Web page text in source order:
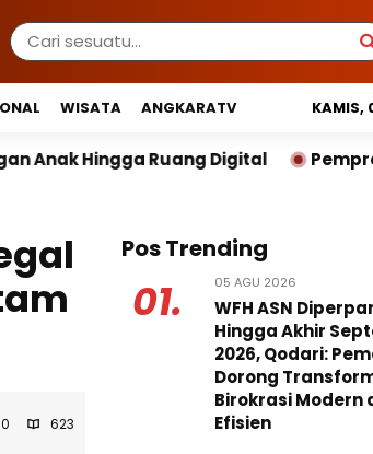
WISATA ANGKARATV KAMIS,
Pemprov DKI Libatkan Lintas
0 623
Pos Trending
01. 05 AGU 2026
WFH ASN
Hingga Akhir
2026, Qodari:
Dorong
Birokrasi Modern
Efisien